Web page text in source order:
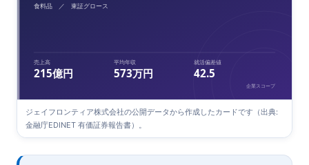
食料品 ／ 東証グロース
売上高
215億円
平均年収
573万円
就活偏差値
42.5
企業スコープ
ジェイフロンティア株式会社の公開データから作成したカードです（出典:
金融庁EDINET 有価証券報告書）。